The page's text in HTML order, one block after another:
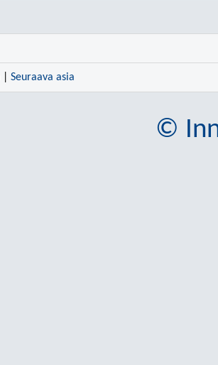
Seuraava asia
©